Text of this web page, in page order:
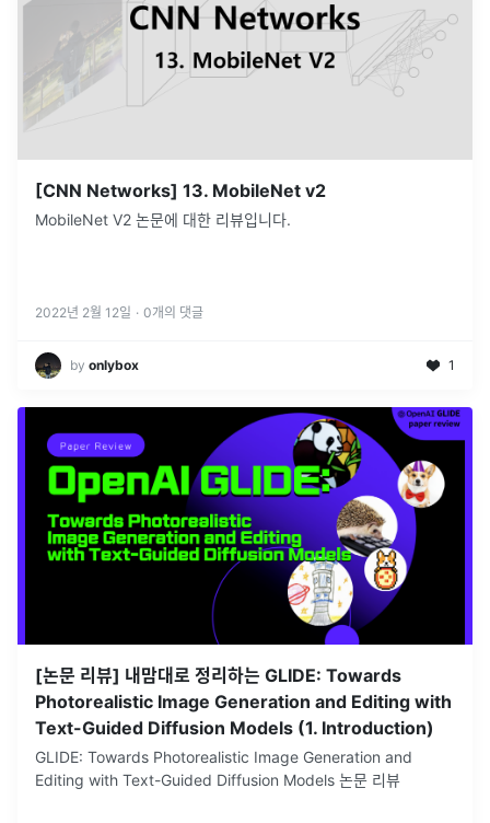
[CNN Networks] 13. MobileNet v2
MobileNet V2 논문에 대한 리뷰입니다.
2022년 2월 12일 · 0개의 댓글
by onlybox 1
[논문 리뷰] 내맘대로 정리하는 GLIDE: Towards
Photorealistic Image Generation and Editing with
Text-Guided Diffusion Models (1. Introduction)
GLIDE: Towards Photorealistic Image Generation and
Editing with Text-Guided Diffusion Models 논문 리뷰